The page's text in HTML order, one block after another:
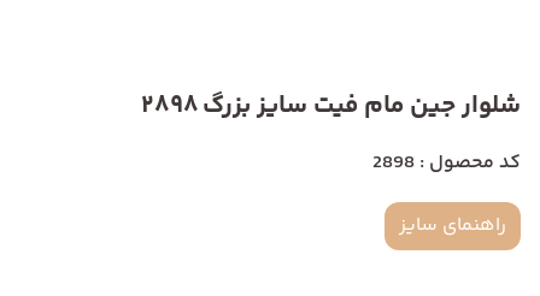
شلوار جین مام فیت سایز بزرگ 2898
کد محصول : 2898
راهنمای سایز